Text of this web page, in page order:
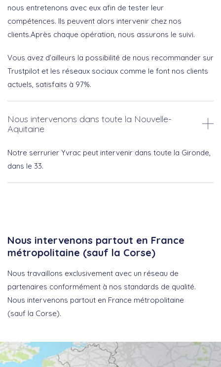
nous entretenons avec eux afin de tester leur
compétences. Ils peuvent alors intervenir chez nos
clients.Après chaque opération, nous assurons le suivi.
Vous avez d’ailleurs la possibilité de nous recommander sur
Trustpilot et les réseaux sociaux comme le font nos clients
actuels, satisfaits à 97%.
Nous intervenons dans toute la Nouvelle-
Aquitaine
Notre serrurier Yvrac peut intervenir dans toute la Gironde,
dans le 33.
Nous intervenons partout en France
métropolitaine (sauf la Corse)
Nous travaillons exclusivement avec un réseau de
partenaires conformément à nos standards de qualité.
Nous intervenons partout en France métropolitaine
(sauf la Corse).